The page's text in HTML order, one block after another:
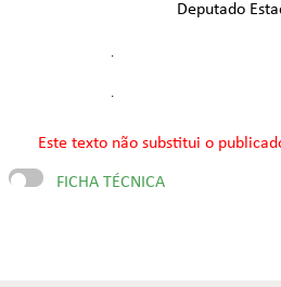
Deputado
.
.
Este texto não substitui o
FICHA TÉCNICA